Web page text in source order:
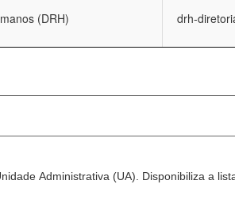
(DRH) drh-
Administrativa (UA). Disponibiliza a